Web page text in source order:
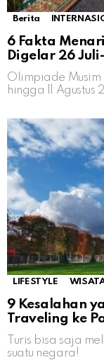
Berita
6 Fakta
Digelar 26
Olimpiade Musim
hingga 11 Agustus
LIFESTYLE
9 Kesalahan
Traveling ke
Turis bisa saja
suatu negara!